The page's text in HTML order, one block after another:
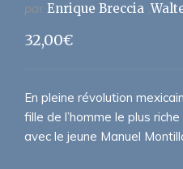
par Enrique Breccia
32,00€
En pleine révolution
fille de l’homme le plus
avec le jeune Manuel